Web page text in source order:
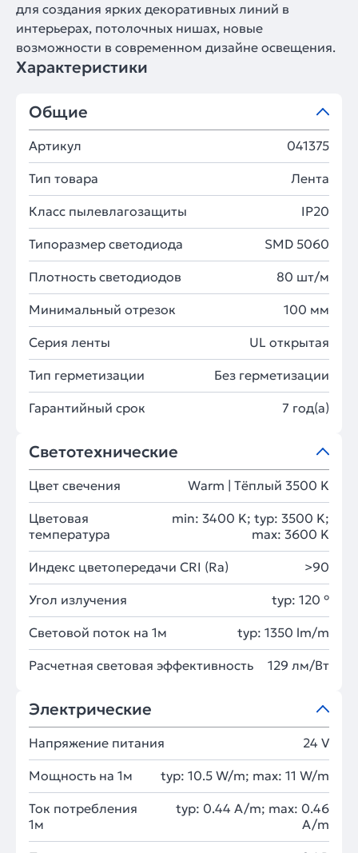
для создания ярких декоративных линий в
интерьерах, потолочных нишах, новые
возможности в современном дизайне освещения.
Характеристики
Общие
Артикул 041375
Тип товара Лента
Класс пылевлагозащиты IP20
Типоразмер светодиода SMD 5060
Плотность светодиодов 80 шт/м
Минимальный отрезок 100 мм
Серия ленты UL открытая
Тип герметизации Без герметизации
Гарантийный срок 7 год(а)
Светотехнические
Цвет свечения Warm | Тёплый 3500 K
Цветовая
температура
min: 3400 K; typ: 3500 K;
max: 3600 K
Индекс цветопередачи CRI (Ra) >90
Угол излучения typ: 120 °
Световой поток на 1м typ: 1350 lm/m
Расчетная световая эффективность 129 лм/Вт
Электрические
Напряжение питания 24 V
Мощность на 1м typ: 10.5 W/m; max: 11 W/m
Ток потребления
1м
typ: 0.44 A/m; max: 0.46
A/m